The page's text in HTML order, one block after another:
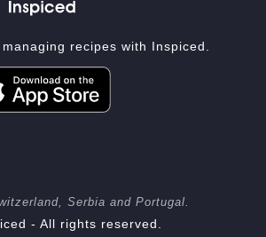
recipes with Inspiced.
Serbia and Portugal.
- All rights reserved.